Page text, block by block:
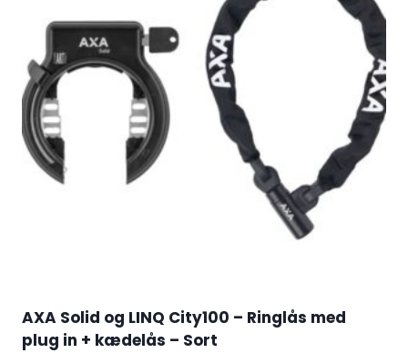
AXA Solid og LINQ City100 – Ringlås med
plug in + kædelås – Sort